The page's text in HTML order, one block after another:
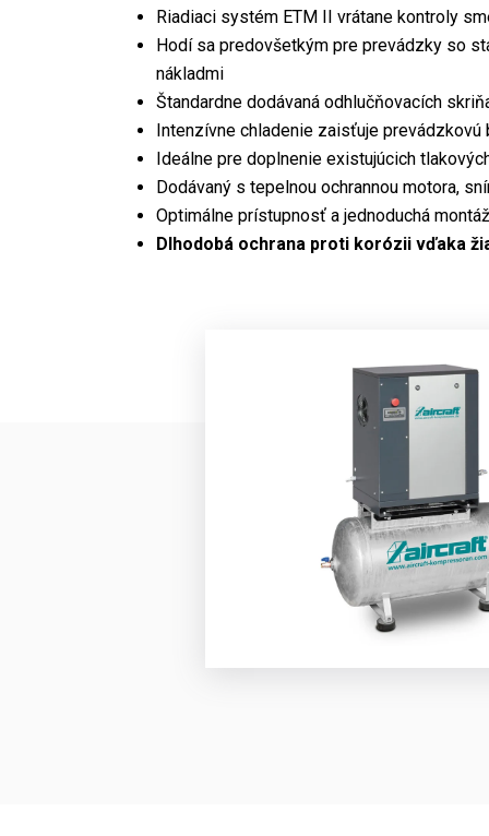
Riadiaci systém ETM II vrátane kontroly
Hodí sa predovšetkým pre prevádzky so
nákladmi
Štandardne dodávaná odhlučňovacích
Intenzívne chladenie zaisťuje
Ideálne pre doplnenie existujúcich
Dodávaný s tepelnou ochrannou motora,
Optimálne prístupnosť a jednoduchá
Dlhodobá ochrana proti korózii vďaka